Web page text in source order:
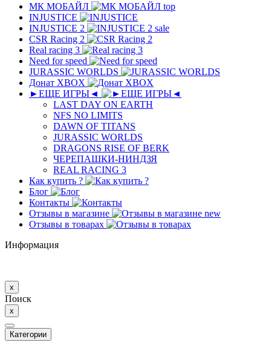
МК MОБAЙЛ
top
INJUSTICE
INJUSTICE 2
sale
CSR Racing 2
Real racing 3
Need for speed
JURASSIC WORLDS
Донат XBOX
►ЕЩЕ ИГРЫ◄
LAST DAY ON EARTH
NFS NO LIMITS
DAWN OF TITANS
JURASSIC WORLDS
DRAGONS RISE OF BERK
ЧЕРЕПАШКИ-НИНДЗЯ
REAL RACING 3
Как купить ?
Блог
Контакты
Отзывы в магазине
new
Отзывы в товарах
Информация
x
Поиск
x
Категории